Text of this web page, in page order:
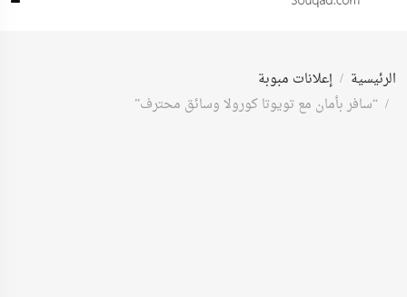
الرئيسية
إعلانات مبوبة
“سافر بأمان مع تويوتا كورولا وسائق محترف”